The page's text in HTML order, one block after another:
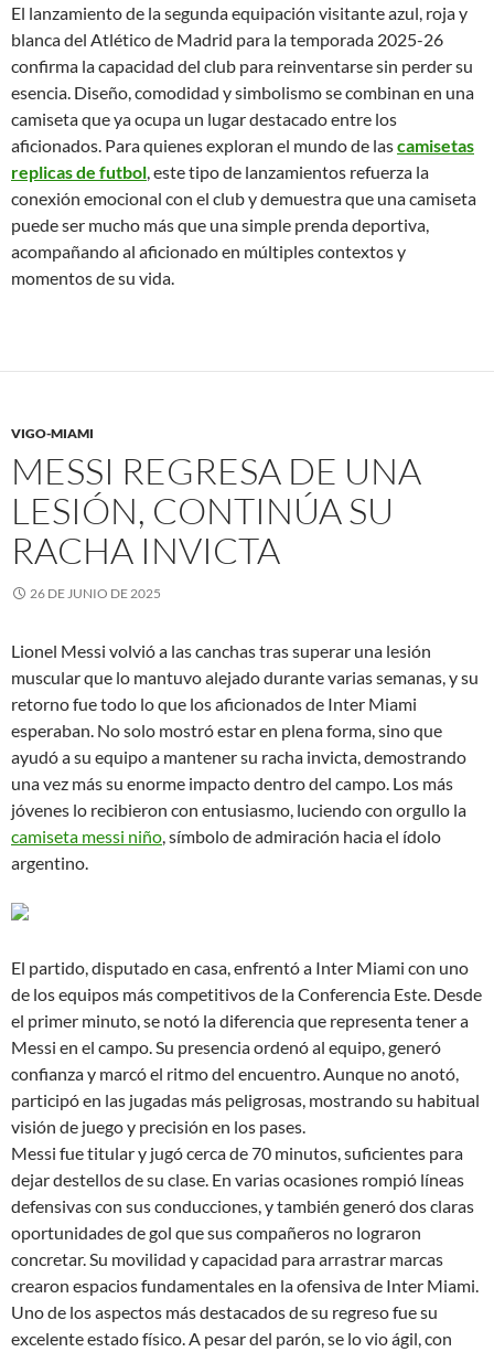
El lanzamiento de la segunda equipación visitante azul, roja y
blanca del Atlético de Madrid para la temporada 2025-26
confirma la capacidad del club para reinventarse sin perder su
esencia. Diseño, comodidad y simbolismo se combinan en una
camiseta que ya ocupa un lugar destacado entre los
aficionados. Para quienes exploran el mundo de lascamisetas
replicas de futbol, este tipo de lanzamientos refuerza la
conexión emocional con el club y demuestra que una camiseta
puede ser mucho más que una simple prenda deportiva,
acompañando al aficionado en múltiples contextos y
momentos de su vida.
VIGO-MIAMI
MESSI REGRESA DE UNA
LESIÓN, CONTINÚA SU
RACHA INVICTA
26 DE JUNIO DE 2025
Lionel Messi volvió a las canchas tras superar una lesión
muscular que lo mantuvo alejado durante varias semanas, y su
retorno fue todo lo que los aficionados de Inter Miami
esperaban. No solo mostró estar en plena forma, sino que
ayudó a su equipo a mantener su racha invicta, demostrando
una vez más su enorme impacto dentro del campo. Los más
jóvenes lo recibieron con entusiasmo, luciendo con orgullo la
camiseta messi niño, símbolo de admiración hacia el ídolo
argentino.
El partido, disputado en casa, enfrentó a Inter Miami con uno
de los equipos más competitivos de la Conferencia Este. Desde
el primer minuto, se notó la diferencia que representa tener a
Messi en el campo. Su presencia ordenó al equipo, generó
confianza y marcó el ritmo del encuentro. Aunque no anotó,
participó en las jugadas más peligrosas, mostrando su habitual
visión de juego y precisión en los pases.
Messi fue titular y jugó cerca de 70 minutos, suficientes para
dejar destellos de su clase. En varias ocasiones rompió líneas
defensivas con sus conducciones, y también generó dos claras
oportunidades de gol que sus compañeros no lograron
concretar. Su movilidad y capacidad para arrastrar marcas
crearon espacios fundamentales en la ofensiva de Inter Miami.
Uno de los aspectos más destacados de su regreso fue su
excelente estado físico. A pesar del parón, se lo vio ágil, con